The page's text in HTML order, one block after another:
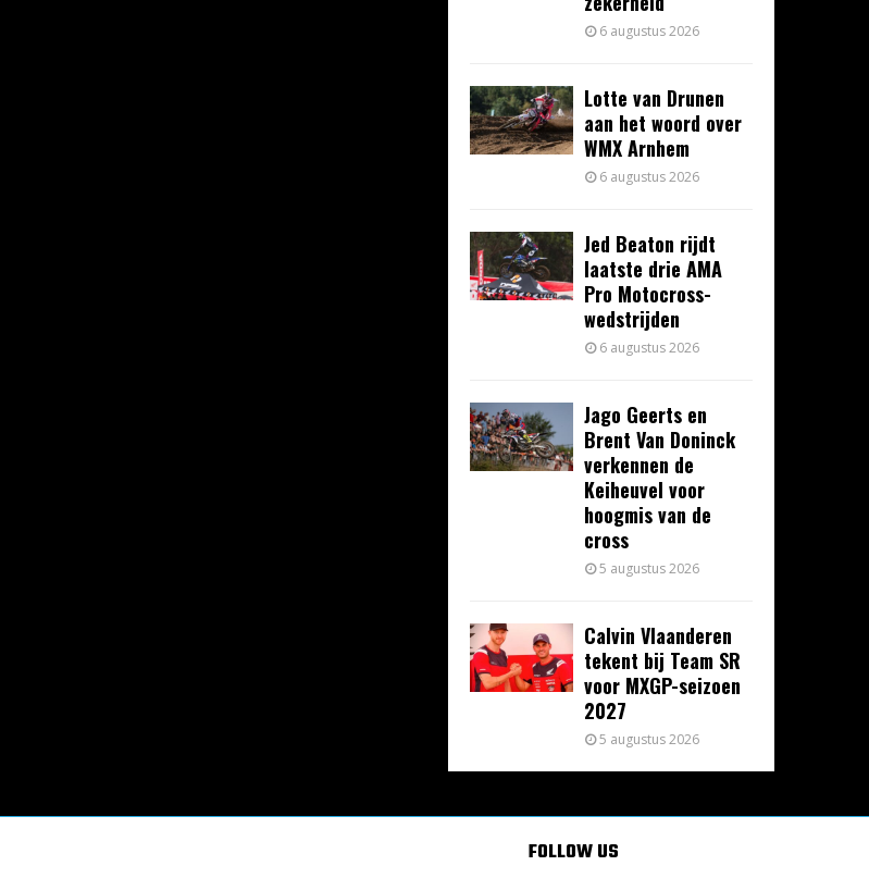
6 augustus 2026
Lotte van Drunen
aan het woord over
WMX Arnhem
6 augustus 2026
Jed Beaton rijdt
laatste drie AMA
Pro Motocross-
wedstrijden
6 augustus 2026
Jago Geerts en
Brent Van Doninck
verkennen de
Keiheuvel voor
hoogmis van de
cross
5 augustus 2026
Calvin Vlaanderen
tekent bij Team SR
voor MXGP-seizoen
2027
5 augustus 2026
FOLLOW US